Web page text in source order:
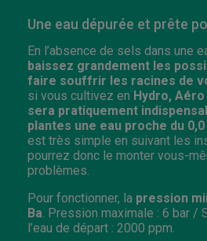
Une eau dépurée et prête
En l’absence de sels dans une
baissez grandement les
faire souffrir les racines de
si vous cultivez en Hydro,
sera pratiquement
plantes une eau proche du 0,0
est très simple en suivant les
pourrez donc le monter vous-
problèmes.
Pour fonctionner, la pression
Ba Pression maximale : 6 bar /
l’eau de départ : 2000 ppm.